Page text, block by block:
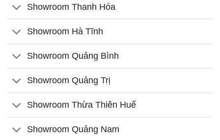
Showroom Thanh Hóa
Showroom Hà Tĩnh
Showroom Quảng Bình
Showroom Quảng Trị
Showroom Thừa Thiên Huế
Showroom Quảng Nam